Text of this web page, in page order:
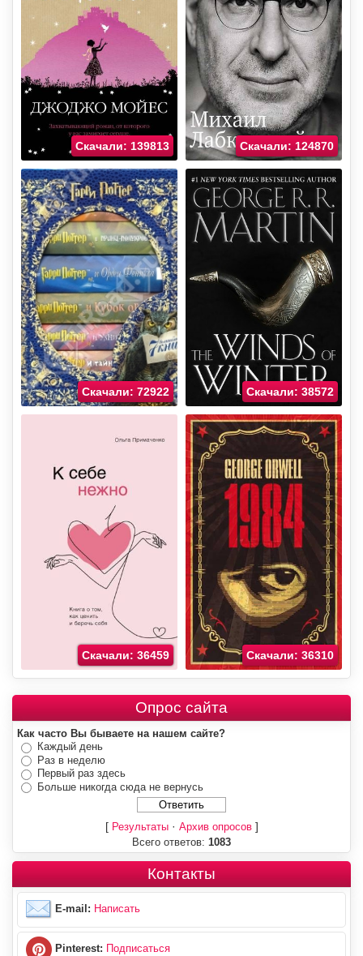
Скачали: 139813 Скачали: 124870
Скачали: 72922 Скачали: 38572
Скачали: 36459 Скачали: 36310
Опрос сайта
Как часто Вы бываете на нашем сайте?
Каждый день
Раз в неделю
Первый раз здесь
Больше никогда сюда не вернусь
[ Результаты· Архив опросов]
Всего ответов: 1083
Контакты
E-mail: Написать
Pinterest: Подписаться